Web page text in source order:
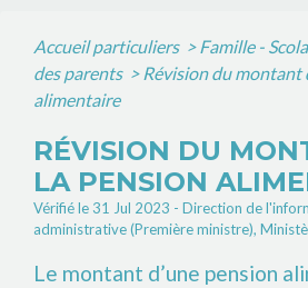
Accueil particuliers > Famille -
des parents > Révision du montant
alimentaire
RÉVISION DU
LA PENSION
Vérifié le 31 Jul 2023 - Direction de
administrative (Première ministre),
Le montant d’une pension